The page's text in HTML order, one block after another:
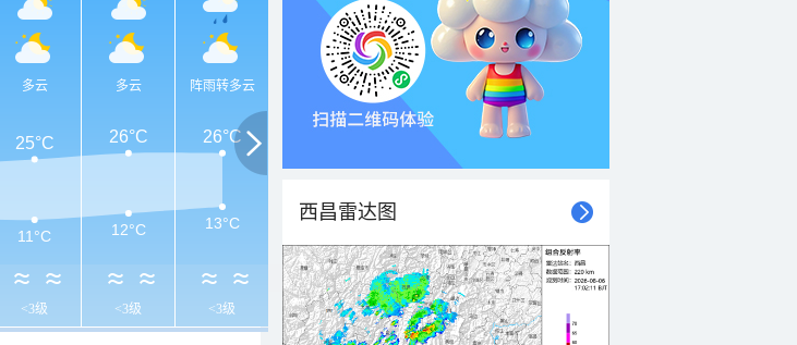
多云
<3级
多云
<3级
阵雨转多云
<3级
25°C 26°C 26°C
11°C 12°C 13°C 西昌雷达图